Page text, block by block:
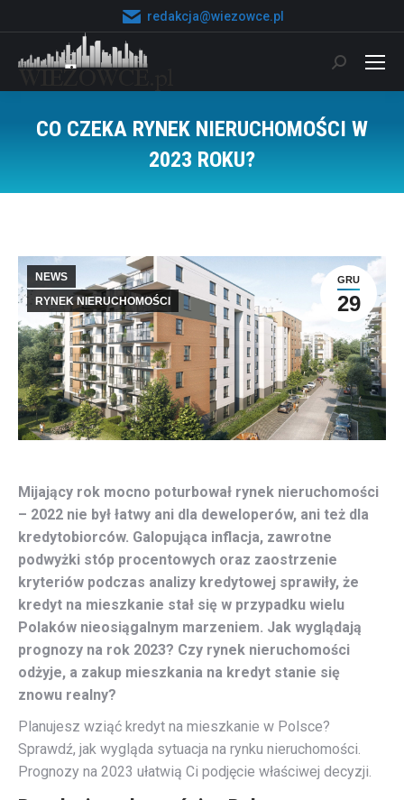
redakcja@wiezowce.pl
Szukaj:
CO CZEKA RYNEK NIERUCHOMOŚCI W
2023 ROKU?
GRU
29
NEWS
RYNEK NIERUCHOMOŚCI
Mijający rok mocno poturbował rynek nieruchomości
– 2022 nie był łatwy ani dla deweloperów, ani też dla
kredytobiorców. Galopująca inflacja, zawrotne
podwyżki stóp procentowych oraz zaostrzenie
kryteriów podczas analizy kredytowej sprawiły, że
kredyt na mieszkanie stał się w przypadku wielu
Polaków nieosiągalnym marzeniem. Jak wyglądają
prognozy na rok 2023? Czy rynek nieruchomości
odżyje, a zakup mieszkania na kredyt stanie się
znowu realny?
Planujesz wziąć kredyt na mieszkanie w Polsce?
Sprawdź, jak wygląda sytuacja na rynku nieruchomości.
Prognozy na 2023 ułatwią Ci podjęcie właściwej decyzji.